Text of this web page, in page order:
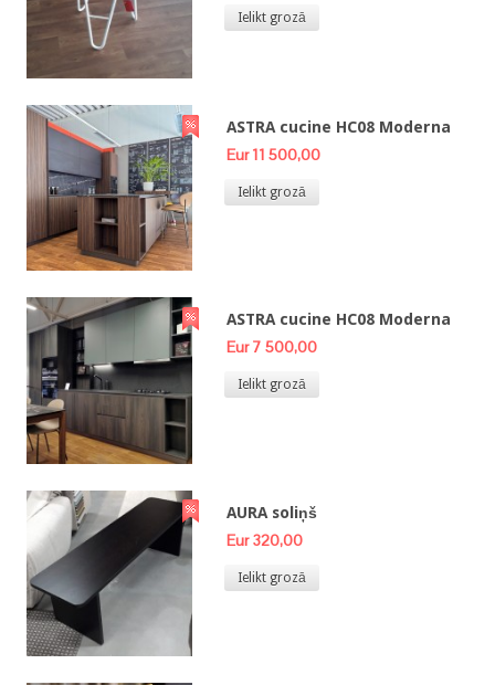
Ielikt grozā
ASTRA cucine HC08 Moderna
Eur 11 500,00
Ielikt grozā
ASTRA cucine HC08 Moderna
Eur 7 500,00
Ielikt grozā
AURA soliņš
Eur 320,00
Ielikt grozā